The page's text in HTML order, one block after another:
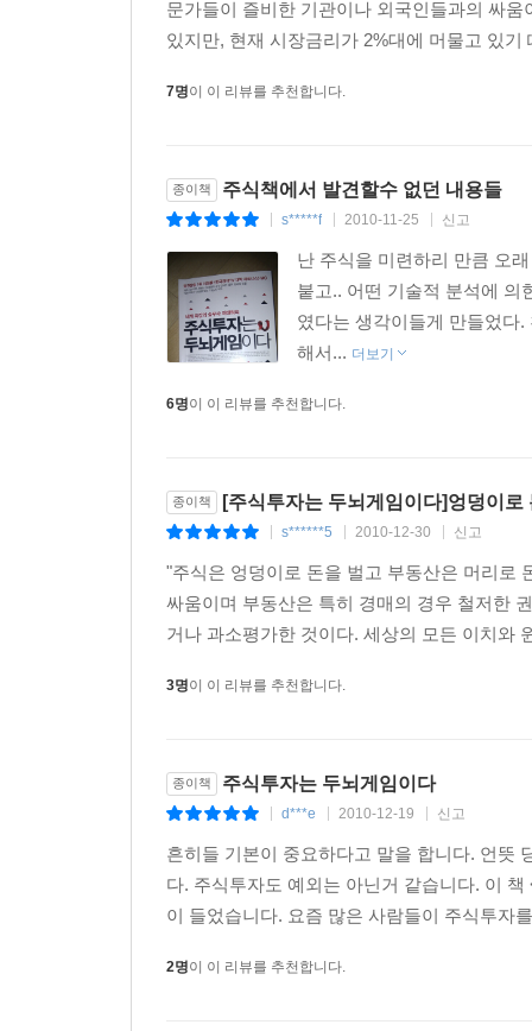
문가들이 즐비한 기관이나 외국인들과의 싸
있지만, 현재 시장금리가 2%대에 머물고 있
7명이 이 리뷰를 추천합니다.
종이책 주식책에서 발견할수 없던 내용들
s*****f 2010-11-25 신고
난 주식을 미련하리 만큼 오
붙고.. 어떤 기술적 분석에 의
였다는 생각이들게 만들었다
해서... 더보기
6명이 이 리뷰를 추천합니다.
종이책 [주식투자는 두뇌게임이다]엉덩이로
s******5 2010-12-30 신고
"주식은 엉덩이로 돈을 벌고 부동산은 머리로
싸움이며 부동산은 특히 경매의 경우 철저한
거나 과소평가한 것이다. 세상의 모든 이치와
3명이 이 리뷰를 추천합니다.
종이책 주식투자는 두뇌게임이다
d***e 2010-12-19 신고
흔히들 기본이 중요하다고 말을 합니다. 언뜻
다. 주식투자도 예외는 아닌거 같습니다. 이
이 들었습니다. 요즘 많은 사람들이 주식투자
2명이 이 리뷰를 추천합니다.